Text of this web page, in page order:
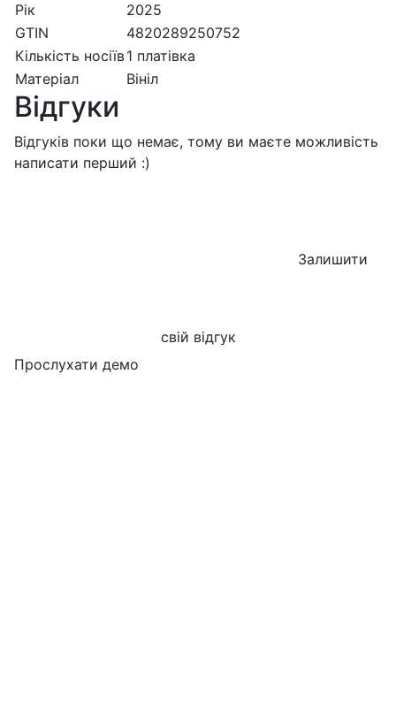
Рік
2025
GTIN
4820289250752
Кількість носіїв1 платівка
Матеріал
Вініл
Відгуки
Відгуків поки що немає, тому ви маєте можливість
написати перший :)
Залишити
свій відгук
Прослухати демо